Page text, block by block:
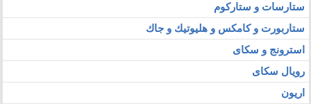
ستارسات و ستاركوم
ستاربورت و كامكس و هليوتيك و جاك
استرونج و سكاى
رويال سكاى
اريون